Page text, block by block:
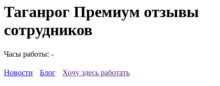
Таганрог Премиум отзывы
сотрудников
Часы работы: -
Новости Блог Хочу здесь работать